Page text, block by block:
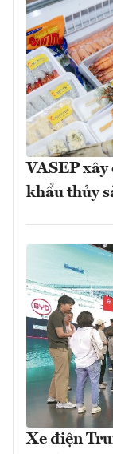
VASEP
khẩu thủy
Xe điện